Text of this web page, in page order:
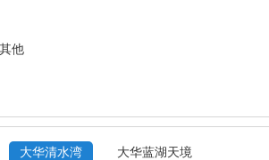
其他
大华清水湾 大华蓝湖天境